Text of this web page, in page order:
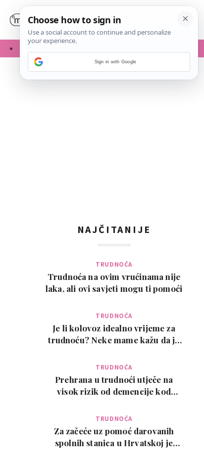
NAJČITANIJE
TRUDNOĆA
Trudnoća na ovim vrućinama nije
laka, ali ovi savjeti mogu ti pomoći
TRUDNOĆA
Je li kolovoz idealno vrijeme za
trudnoću? Neke mame kažu da je
TRUDNOĆA
Prehrana u trudnoći utječe na
visok rizik od demencije kod
TRUDNOĆA
Za začeće uz pomoć darovanih
spolnih stanica u Hrvatskoj je
Sign in with Google